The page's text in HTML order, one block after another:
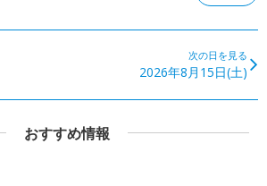
次の日を見る
2026年8月15日(土)
おすすめ情報